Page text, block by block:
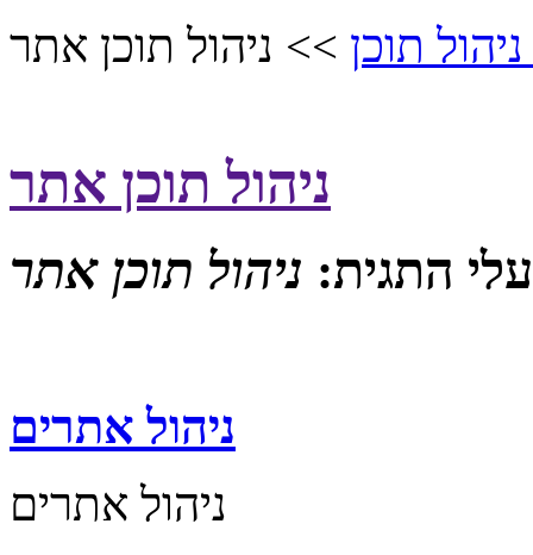
תוכן >> ניהול תוכן אתר
ניהול תוכן אתר
התגית: ניהול תוכן אתר
ניהול אתרים
ניהול אתרים